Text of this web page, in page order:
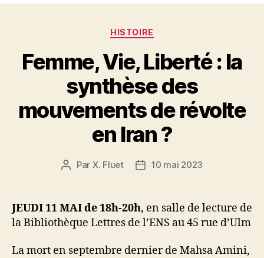
Catégories
HISTOIRE
Femme, Vie, Liberté : la
synthèse des
mouvements de révolte
en Iran ?
Auteur
Par X. Fluet
Date10 mai 2023
JEUDI 11 MAI de 18h-20h, en salle de lecture de
la Bibliothèque Lettres de l’ENS au 45 rue d’Ulm
La mort en septembre dernier de Mahsa Amini,